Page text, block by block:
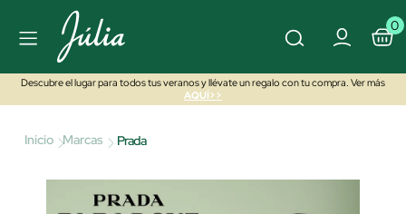
0
Descubre el lugar para todos tus veranos y llévate un regalo con tu compra. Ver más
AQUÍ>>
Inicio Marcas Prada